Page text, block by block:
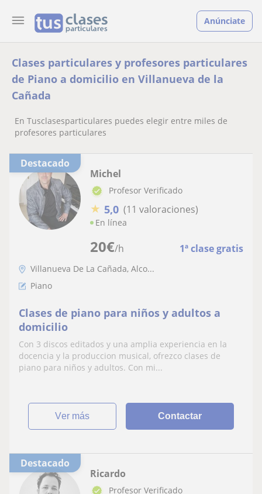
Anúnciate
Clases particulares y profesores particulares
de Piano a domicilio en Villanueva de la
Cañada
En Tusclasesparticulares puedes elegir entre miles de
profesores particulares
Destacado
20€/h 1ª clase gratis
Michel
Profesor Verificado
★ 5,0 (11 valoraciones)
En línea
Villanueva De La Cañada, Alco...
Piano
Clases de piano para niños y adultos a
domicilio
Con 3 discos editados y una amplia experiencia en la
docencia y la produccion musical, ofrezco clases de
piano para niños y adultos. Con mi...
ver más Contactar
Destacado
Ricardo
Profesor Verificado